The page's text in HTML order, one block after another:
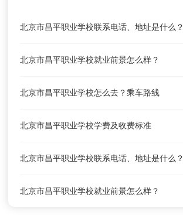
北京市昌平职业学校联系电话、地址是什么？
北京市昌平职业学校就业前景怎么样？
北京市昌平职业学校怎么去？乘车路线
北京市昌平职业学校学费及收费标准
北京市昌平职业学校联系电话、地址是什么？
北京市昌平职业学校就业前景怎么样？